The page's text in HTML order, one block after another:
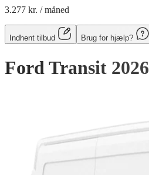
3.277 kr. / måned
Indhent tilbud Brug for hjælp?
Ford Transit 2026